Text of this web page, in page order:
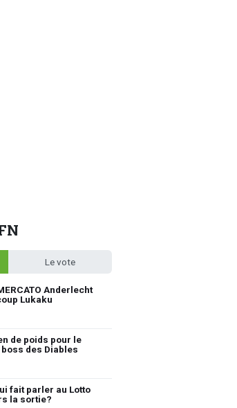
Le vote
Anderlecht
Lukaku
de poids pour le
des Diables
fait parler au Lotto
la sortie?